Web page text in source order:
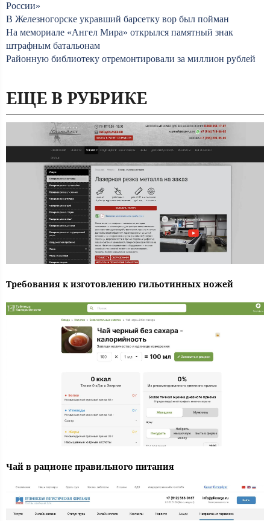
России»
В Железногорске укравший барсетку вор был пойман
На мемориале «Ангел Мира» открылся памятный знак
штрафным батальонам
Районную библиотеку отремонтировали за миллион рублей
ЕЩЕ В РУБРИКЕ
Требования к изготовлению гильотинных ножей
Чай в рационе правильного питания